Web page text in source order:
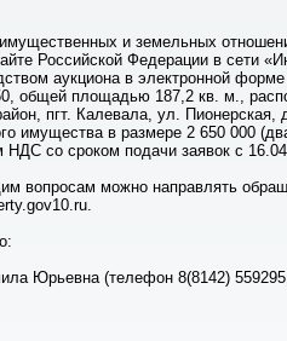
и земельных
Российской Федерации в сети
аукциона в электронной
общей площадью 187,2 кв. м.,
пгт. Калевала, ул.
имущества в размере 2 650 000
НДС со сроком подачи заявок с
вопросам можно направлять
Юрьевна (телефон 8(8142)